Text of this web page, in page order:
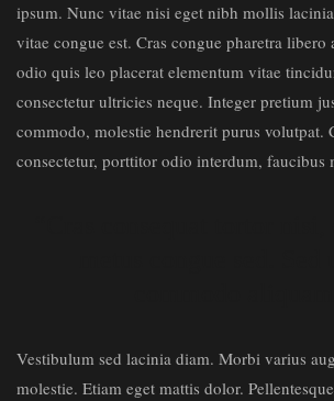
ipsum. Nunc vitae nisi eget nibh mollis
vitae congue est. Cras congue pharetra
odio quis leo placerat elementum vitae
consectetur ultricies neque. Integer pretium
commodo, molestie hendrerit purus volutpat.
consectetur, porttitor odio interdum, faucibus
Vestibulum sed lacinia diam. Morbi varius
molestie. Etiam eget mattis dolor.